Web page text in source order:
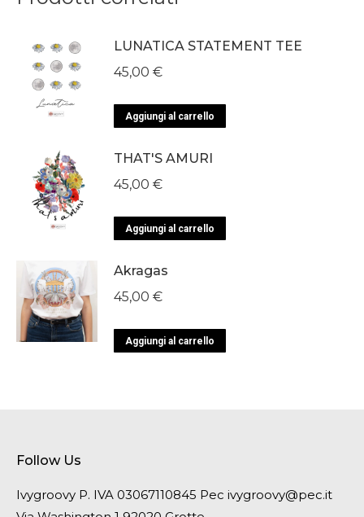
LUNATICA STATEMENT TEE
45,00 €
Aggiungi al carrello
THAT'S AMURI
45,00 €
Aggiungi al carrello
Akragas
45,00 €
Aggiungi al carrello
Follow Us
Ivygroovy P. IVA 03067110845 Pec ivygroovy@pec.it